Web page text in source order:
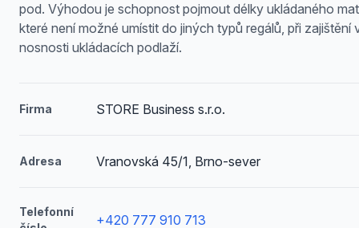
pod. Výhodou je schopnost pojmout délky ukládaného
které není možné umístit do jiných typů regálů, při zajištění
nosnosti ukládacích podlaží.
Firma STORE Business s.r.o.
Adresa Vranovská 45/1, Brno-sever
Telefonní
+420 777 910 713